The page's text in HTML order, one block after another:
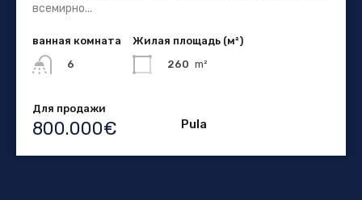
всемирно...
ванная комната
6
Жилая площадь (м²)
260 m²
Для продажи
800.000€ Pula